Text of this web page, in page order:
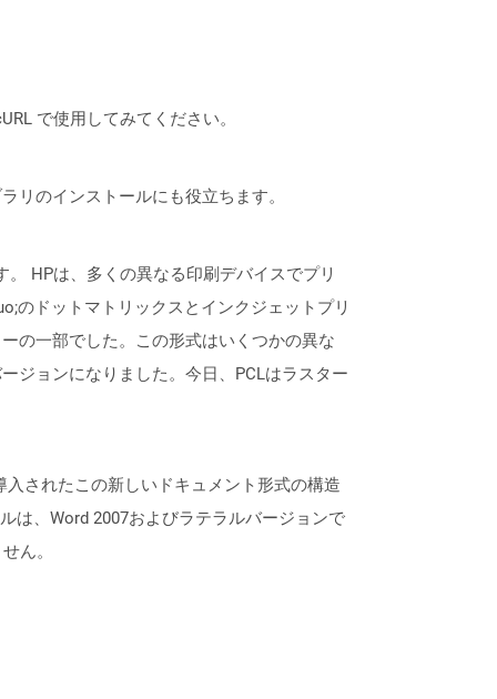
で使用してみてください。
リのインストールにも役立ちます。
HPは、多くの異なる印刷デバイスでプリ
のドットマトリックスとインクジェットプリ
の一部でした。この形式はいくつかの異な
ジョンになりました。今日、PCLはラスター
されたこの新しいドキュメント形式の構造
は、Word 2007およびラテラルバージョンで
ん。